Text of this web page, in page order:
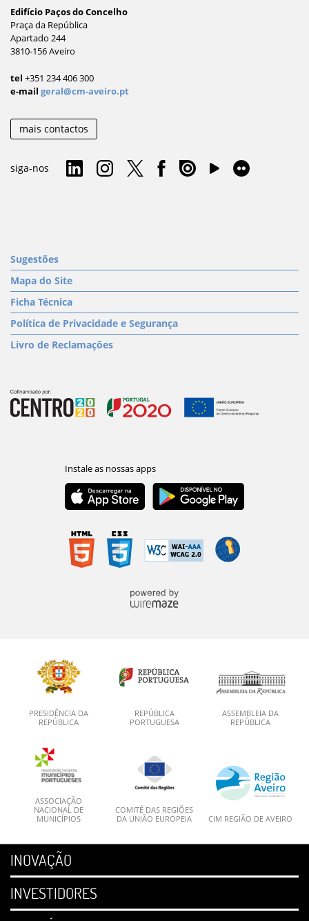
Edifício Paços do Concelho
Praça da República
Apartado 244
3810-156 Aveiro
tel +351 234 406 300
e-mail geral@cm-aveiro.pt
mais contactos
siga-nos
Sugestões
Mapa do Site
Ficha Técnica
Política de Privacidade e Segurança
Livro de Reclamações
PRESIDÊNCIA DA
REPÚBLICA
REPÚBLICA
PORTUGUESA
ASSEMBLEIA DA
REPÚBLICA
ASSOCIAÇÃO
NACIONAL DE
MUNICÍPIOS
COMITÉ DAS REGIÕES
DA UNIÃO EUROPEIA
CIM REGIÃO DE AVEIRO
INOVAÇÃO
INVESTIDORES